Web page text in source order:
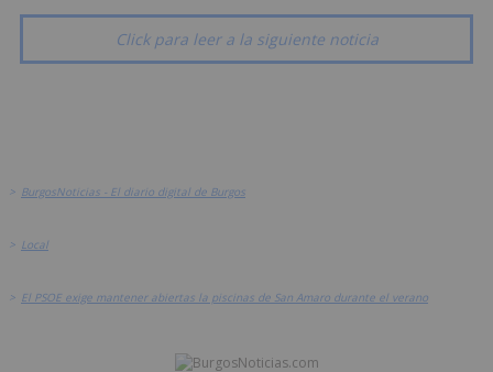
Click para leer a la siguiente noticia
> BurgosNoticias - El diario digital de Burgos
> Local
> El PSOE exige mantener abiertas la piscinas de San Amaro durante el verano